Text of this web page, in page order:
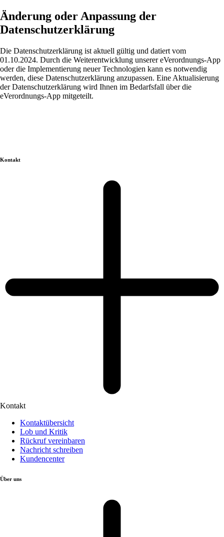
Änderung oder Anpassung der
Datenschutzerklärung
Die Datenschutzerklärung ist aktuell gültig und datiert vom
01.10.2024. Durch die Weiterentwicklung unserer eVerordnungs-App
oder die Implementierung neuer Technologien kann es notwendig
werden, diese Datenschutzerklärung anzupassen. Eine Aktualisierung
der Datenschutzerklärung wird Ihnen im Bedarfsfall über die
eVerordnungs-App mitgeteilt.
Kontakt
Kontakt
Kontaktübersicht
Lob und Kritik
Rückruf vereinbaren
Nachricht schreiben
Kundencenter
Über uns